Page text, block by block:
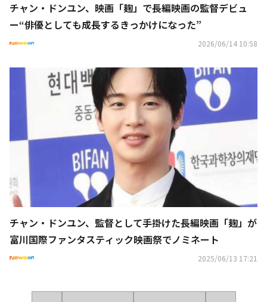
チャン・ドンユン、映画「麹」で長編映画の監督デビュ
ー“俳優としても成長するきっかけになった”
2026/06/14 10:58
チャン・ドンユン、監督として手掛けた長編映画「麹」が
富川国際ファンタスティック映画祭でノミネート
2025/06/13 17:21